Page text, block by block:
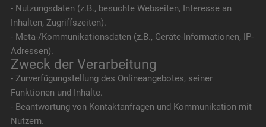
- Nutzungsdaten (z.B., besuchte Webseiten, Interesse an
Inhalten, Zugriffszeiten).
- Meta-/Kommunikationsdaten (z.B., Geräte-Informationen, IP-
Adressen).
Zweck der Verarbeitung
- Zurverfügungstellung des Onlineangebotes, seiner
Funktionen und Inhalte.
- Beantwortung von Kontaktanfragen und Kommunikation mit
Nutzern.